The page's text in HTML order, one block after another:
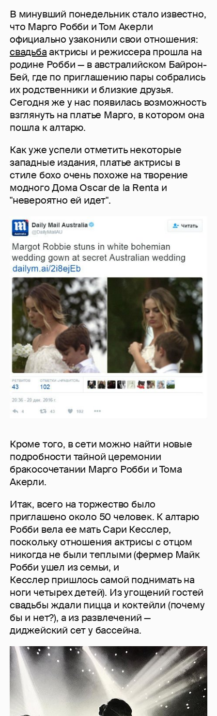
В минувший понедельник стало известно,
что Марго Робби и Том Акерли
официально узаконили свои отношения:
свадьбаактрисы и режиссера прошла на
родине Робби — в австралийском Байрон-
Бей, где по приглашению пары собрались
их родственники и близкие друзья.
Сегодня же у нас появилась возможность
взглянуть на платье Марго, в котором она
пошла к алтарю.
Как уже успели отметить некоторые
западные издания, платье актрисы в
стиле бохо очень похоже на творение
модного Дома Oscar de la Renta и
"невероятно ей идет".
Кроме того, в сети можно найти новые
подробности тайной церемонии
бракосочетании Марго Робби и Тома
Акерли.
Итак, всего на торжество было
приглашено около 50 человек. К алтарю
Робби вела ее мать Сари Кесслер,
поскольку отношения актрисы с отцом
никогда не были теплыми (фермер Майк
Робби ушел из семьи, и
Кесслер пришлось самой поднимать на
ноги четырех детей). Из угощений гостей
свадьбы ждали пицца и коктейли (почему
бы и нет?), а из развлечений —
диджейский сет у бассейна.